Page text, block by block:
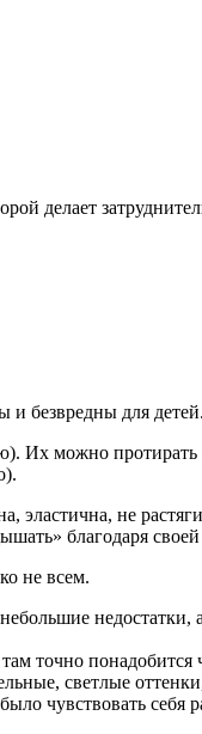
делает
безвредны для
Их можно
не
благодаря своей
не всем.
недостатки,
точно понадобится
светлые
чувствовать себя